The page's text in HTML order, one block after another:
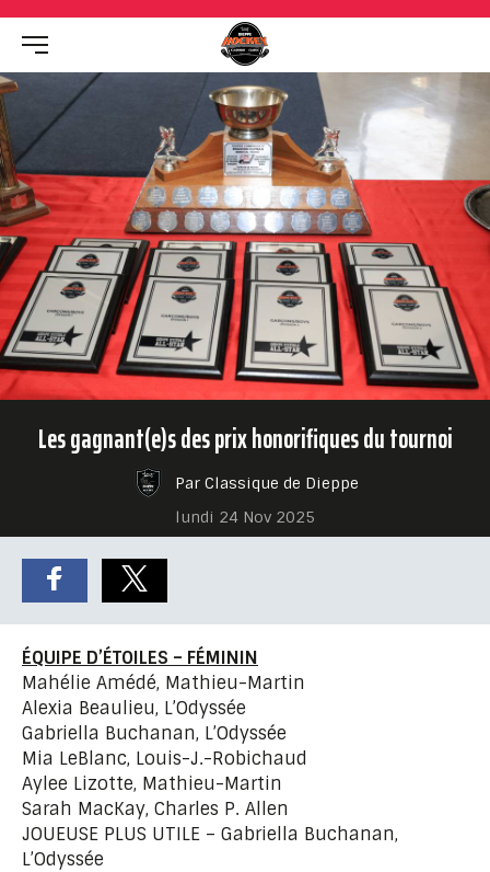
Les gagnant(e)s des prix honorifiques du tournoi
Par Classique de Dieppe
lundi 24 Nov 2025
ÉQUIPE D’ÉTOILES – FÉMININ
Mahélie Amédé, Mathieu-Martin
Alexia Beaulieu, L’Odyssée
Gabriella Buchanan, L’Odyssée
Mia LeBlanc, Louis-J.-Robichaud
Aylee Lizotte, Mathieu-Martin
Sarah MacKay, Charles P. Allen
JOUEUSE PLUS UTILE – Gabriella Buchanan,
L’Odyssée